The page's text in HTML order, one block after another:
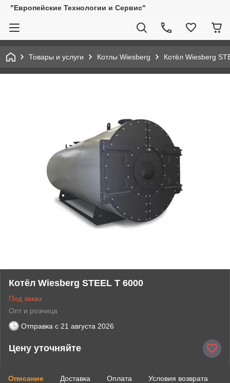
"Европейские Технологии и Сервис"
Товары и услуги Котлы Wiesberg Котёл Wiesberg
Котёл Wiesberg STEEL T 6000
Под заказ
Опт и розница
Отправка с 21 августа 2026
Цену уточняйте
Описание Доставка Оплата Условия возврата